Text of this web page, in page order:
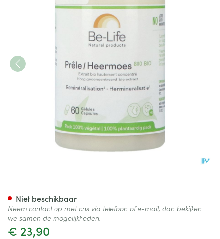
€ 23,90
Niet beschikbaar
Neem contact op met ons via telefoon of e-mail, dan bekijken
we samen de mogelijkheden.